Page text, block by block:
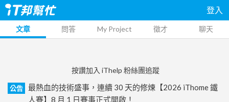
登入
文章 問答 My Project 徵才 聊天
按讚加入 iThelp 粉絲團追蹤
公告
最熱血的技術盛事，連續 30 天的修煉【2026 iThome 鐵
人賽】8 月 1 日賽事正式開啟！